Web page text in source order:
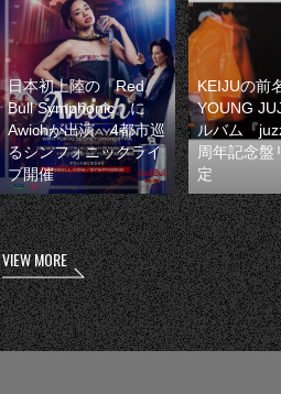
日本初上陸の『Red
Bull Symphonic』に
Awichが出演 4都市巡
るシンフォニックライ
ブ開催
KEIJUの前
YOUNG
ルバム『
周年記念盤
定
VIEW MORE